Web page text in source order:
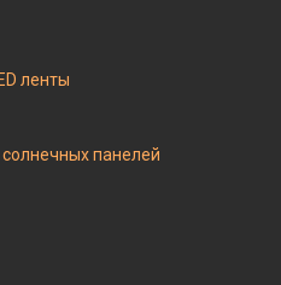
ленты
панелей